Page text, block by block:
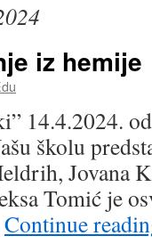
iz hemije
14.4.2024.
školu
Jovana
Tomić je
Continue